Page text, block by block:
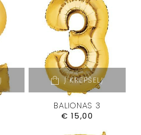
Į KREPŠELĮ
BALIONAS 3
€ 15,00